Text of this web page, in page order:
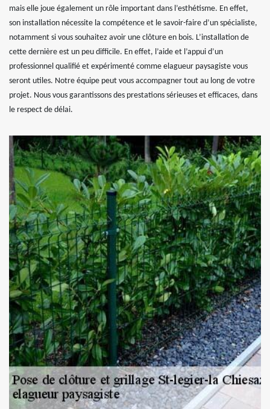
mais elle joue également un rôle important dans l’esthétisme. En effet,
son installation nécessite la compétence et le savoir-faire d’un spécialiste,
notamment si vous souhaitez avoir une clôture en bois. L’installation de
cette dernière est un peu difficile. En effet, l’aide et l’appui d’un
professionnel qualifié et expérimenté comme elagueur paysagiste vous
seront utiles. Notre équipe peut vous accompagner tout au long de votre
projet. Nous vous garantissons des prestations sérieuses et efficaces, dans
le respect de délai.